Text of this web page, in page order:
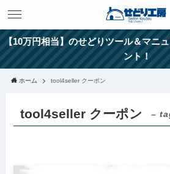
【10万円相当】のせどりツール＆マニ
ント！
ホーム tool4seller クーポン
tool4seller クーポン –